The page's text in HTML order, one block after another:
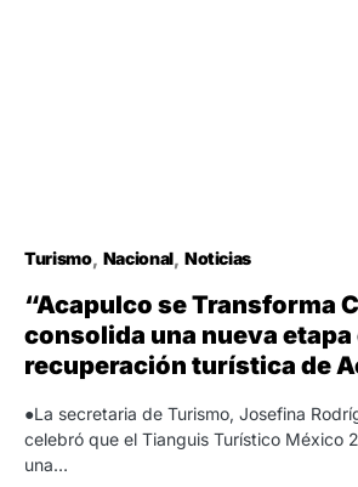
Turismo Nacional Noticias
“Acapulco se Transforma
consolida una nueva etapa
recuperación turística de
●La secretaria de Turismo, Josefina
celebró que el Tianguis Turístico México
una…